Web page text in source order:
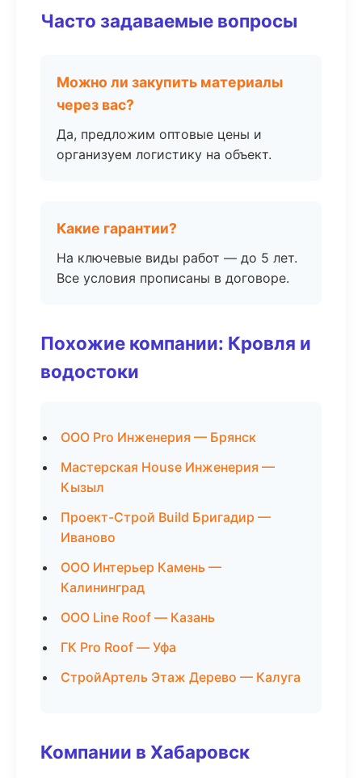
Часто задаваемые вопросы
Можно ли закупить материалы
через вас?
Да, предложим оптовые цены и
организуем логистику на объект.
Какие гарантии?
На ключевые виды работ — до 5 лет.
Все условия прописаны в договоре.
Похожие компании: Кровля и
водостоки
ООО Pro Инженерия — Брянск
Мастерская House Инженерия —
Кызыл
Проект-Строй Build Бригадир —
Иваново
ООО Интерьер Камень —
Калининград
ООО Line Roof — Казань
ГК Pro Roof — Уфа
СтройАртель Этаж Дерево — Калуга
Компании в Хабаровск